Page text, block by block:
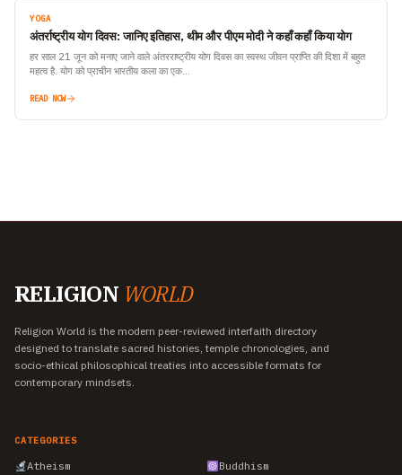
YOGA
अंतर्राष्ट्रीय योग दिवस: जानिए इतिहास, थीम और पीएम मोदी ने कहाँ कहाँ किया योग
हर साल 21 जून को मनाए जाने वाले अंतरराष्ट्रीय योग दिवस का स्वस्थ जीवन प्राप्ति की दिशा में बहुत
महत्व है. योग को प्राचीन भारतीय कला का एक…
READ NOW
RELIGION WORLD
Religion World is the modern peer-reviewed interfaith directory
designed to translate sacred histories, temple chronologies, and
socio-ethical philosophical treaties into accessible formats for
contemporary mindsets.
CATEGORIES
Atheism
Buddhism